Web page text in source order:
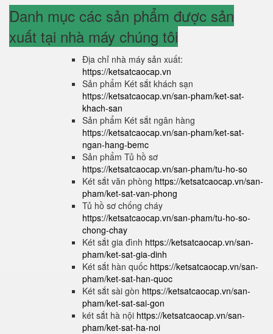
Danh mục các sản phẩm được sản
xuất tại nhà máy chúng tôi
Địa chỉ nhà máy sản xuất:
https://ketsatcaocap.vn
Sản phẩm Két sắt khách sạn
https://ketsatcaocap.vn/san-pham/ket-sat-
khach-san
Sản phẩm Két sắt ngân hàng
https://ketsatcaocap.vn/san-pham/ket-sat-
ngan-hang-bemc
Sản phẩm Tủ hồ sơ
https://ketsatcaocap.vn/san-pham/tu-ho-so
Két sắt văn phòng https://ketsatcaocap.vn/san-
pham/ket-sat-van-phong
Tủ hồ sơ chống cháy
https://ketsatcaocap.vn/san-pham/tu-ho-so-
chong-chay
Két sắt gia đình https://ketsatcaocap.vn/san-
pham/ket-sat-gia-dinh
Két sắt hàn quốc https://ketsatcaocap.vn/san-
pham/ket-sat-han-quoc
Két sắt sài gòn https://ketsatcaocap.vn/san-
pham/ket-sat-sai-gon
két sắt hà nội https://ketsatcaocap.vn/san-
pham/ket-sat-ha-noi